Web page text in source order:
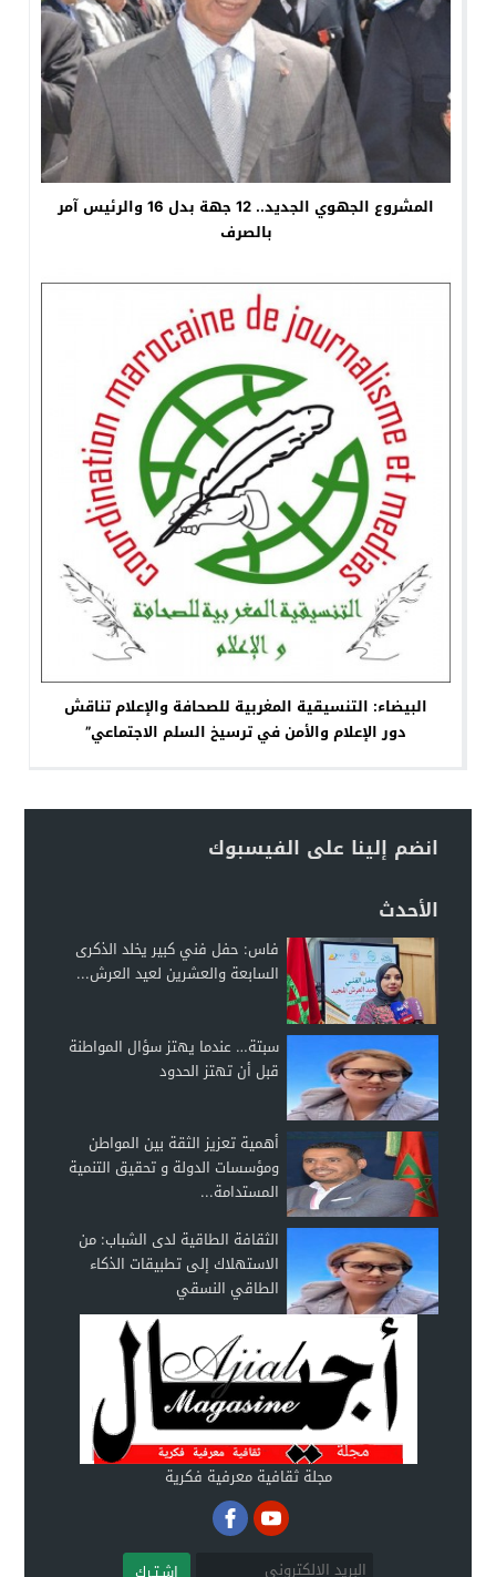
المشروع الجهوي الجديد.. 12 جهة بدل 16 والرئيس آمر
بالصرف
البيضاء: التنسيقية المغربية للصحافة والإعلام تناقش
دور الإعلام والأمن في ترسيخ السلم الاجتماعي”
انضم إلينا على الفيسبوك
الأحدث
فاس: حفل فني كبير يخلد الذكرى
السابعة والعشرين لعيد العرش...
سبتة… عندما يهتز سؤال المواطنة
قبل أن تهتز الحدود
أهمية تعزيز الثقة بين المواطن
ومؤسسات الدولة و تحقيق التنمية
المستدامة...
الثقافة الطاقية لدى الشباب: من
الاستهلاك إلى تطبيقات الذكاء
الطاقي النسقي
مجلة ثقافية معرفية فكرية